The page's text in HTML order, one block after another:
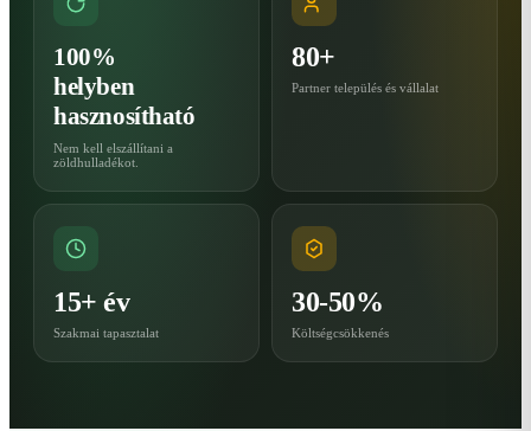
100%
helyben
hasznosítható
Nem kell elszállítani a
zöldhulladékot.
80+
Partner település és vállalat
15+ év
Szakmai tapasztalat
30-50%
Költségcsökkenés